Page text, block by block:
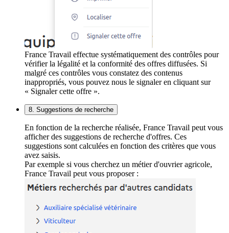
France Travail effectue systématiquement des contrôles pour
vérifier la légalité et la conformité des offres diffusées. Si
malgré ces contrôles vous constatez des contenus
inappropriés, vous pouvez nous le signaler en cliquant sur
« Signaler cette offre ».
8. Suggestions de recherche
En fonction de la recherche réalisée, France Travail peut vous
afficher des suggestions de recherche d'offres. Ces
suggestions sont calculées en fonction des critères que vous
avez saisis.
Par exemple si vous cherchez un métier d'ouvrier agricole,
France Travail peut vous proposer :